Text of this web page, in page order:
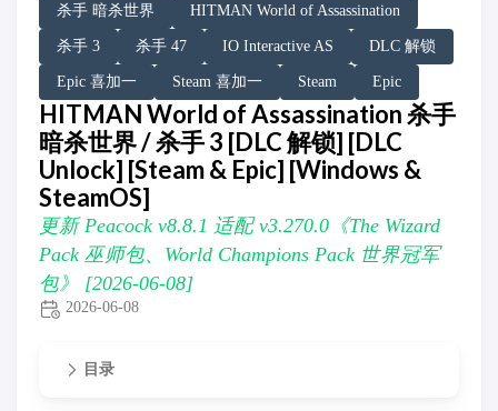
杀手 暗杀世界 HITMAN World of Assassination
杀手 3 杀手 47 IO Interactive AS DLC 解锁
DLC Unlock
DLC 补丁
DLC Patch
Epic 喜加一 Steam 喜加一 Steam Epic
Windows
SteamOS
HITMAN World of Assassination 杀手
暗杀世界 / 杀手 3 [DLC 解锁] [DLC
Unlock] [Steam & Epic] [Windows &
SteamOS]
更新 Peacock v8.8.1 适配 v3.270.0《The Wizard
Pack 巫师包、World Champions Pack 世界冠军
包》 [2026-06-08]
2026-06-08
目录